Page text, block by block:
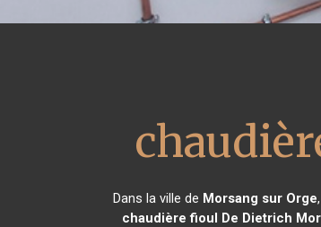
Dans la ville de Morsang sur Orge
chaudière fioul De Dietrich